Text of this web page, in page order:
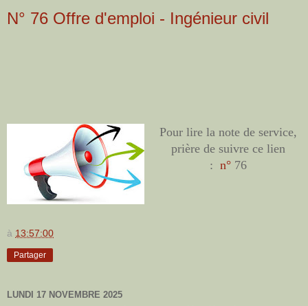
N° 76 Offre d'emploi - Ingénieur civil
Pour lire la note de service,
prière de suivre ce lien
: n° 76
à 13:57:00
Partager
LUNDI 17 NOVEMBRE 2025